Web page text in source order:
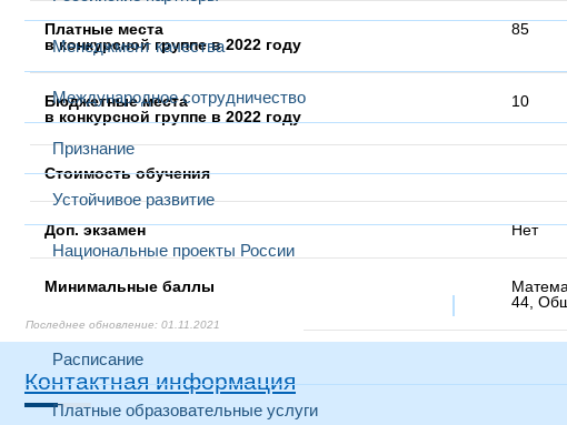
Менеджмент качества
Международное сотрудничество
Признание
Устойчивое развитие
Национальные проекты России
Расписание
Платные образовательные услуги
Платные места
в конкурсной группе в 2022 году
85
Бюджетные места
в конкурсной группе в 2022 году
10
Стоимость обучения
Доп. экзамен Нет
Минимальные баллы
44,
01.11.2021
01.11.2021
27.12.2021
31.05.2022
01.11.2021
01.11.2021
01.11.2021
01.11.2021
01.11.2021
01.11.2021
01.11.2021
01.11.2021
01.11.2021
01.11.2021
Контактная информация